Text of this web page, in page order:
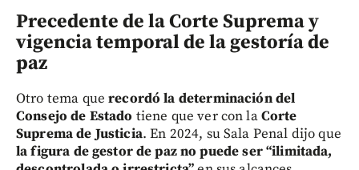
Precedente de la Corte Suprema y
vigencia temporal de la gestoría de
paz
Otro tema querecordó la determinación del
Consejo de Estado tiene que ver con laCorte
Suprema de Justicia. En 2024, su Sala Penal dijo que
la figura de gestor de paz no puede ser “ilimitada,